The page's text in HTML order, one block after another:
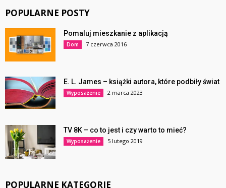
POPULARNE POSTY
Pomaluj mieszkanie z aplikacją
Dom 7 czerwca 2016
E. L. James – książki autora, które podbiły świat
Wyposażenie 2 marca 2023
TV 8K – co to jest i czy warto to mieć?
Wyposażenie 5 lutego 2019
POPULARNE KATEGORIE